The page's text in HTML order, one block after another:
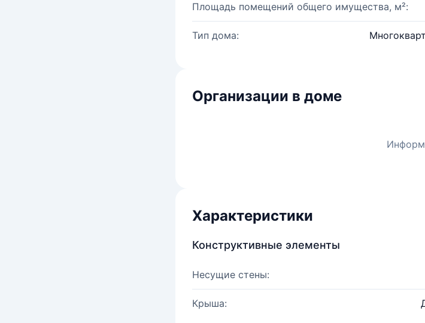
Площадь помещений общего имущества, м²:
Тип дома:
Организации в доме
Характеристики
Конструктивные элементы
Несущие стены:
Крыша: